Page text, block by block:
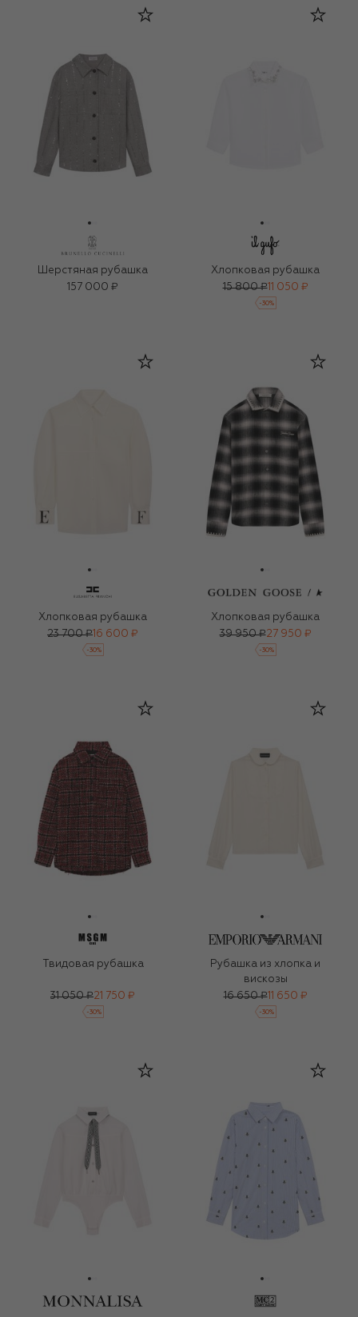
Шерстяная рубашка
157 000 ₽
Хлопковая рубашка
15 800 ₽11 050 ₽
-30%
Хлопковая рубашка
23 700 ₽ 16 600 ₽
-30%
Хлопковая рубашка
39 950 ₽27 950 ₽
-30%
Твидовая рубашка
31 050 ₽21 750 ₽
-30%
Рубашка из хлопка и
вискозы
16 650 ₽11 650 ₽
-30%